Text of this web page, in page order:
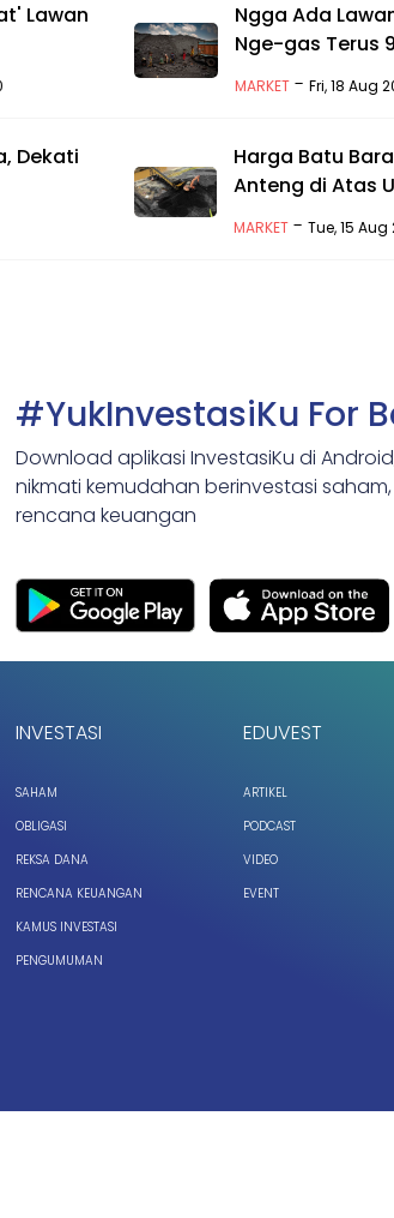
Lawan
Ngga Ada
Nge-gas Terus
MARKET- Fri, 18 Aug
Dekati
Harga Batu
Anteng di Atas
MARKET- Tue, 15
#YukInvestasiKu For
Download aplikasi InvestasiKu di
nikmati kemudahan berinvestasi
rencana keuangan
INVESTASI
SAHAM
OBLIGASI
REKSA DANA
RENCANA KEUANGAN
KAMUS INVESTASI
PENGUMUMAN
EDUVEST
ARTIKEL
PODCAST
VIDEO
EVENT